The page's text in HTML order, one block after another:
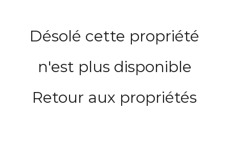
Désolé cette propriété
n'est plus disponible
Retour aux propriétés